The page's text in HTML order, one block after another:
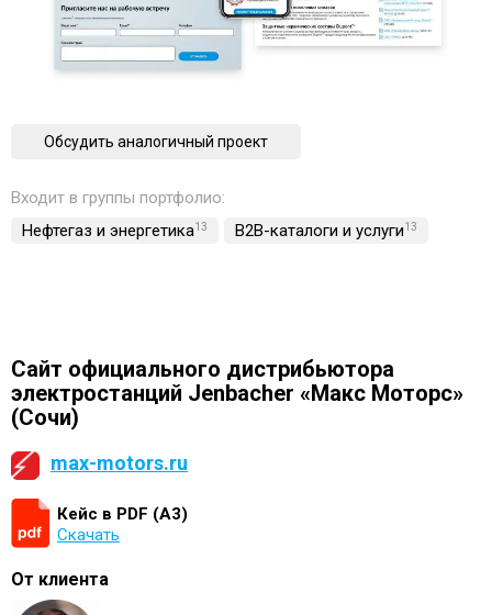
Обсудить аналогичный проект
Входит в группы портфолио:
Нефтегаз и энергетика13 B2B-каталоги и услуги13
Сайт официального дистрибьютора
электростанций Jenbacher «Макс Моторс»
(Сочи)
max-motors.ru
Кейс в PDF (А3)
Скачать
От клиента